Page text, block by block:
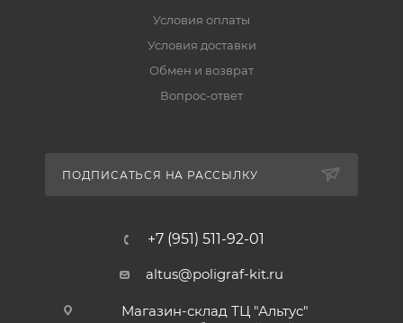
Условия оплаты
Условия доставки
Обмен и возврат
Вопрос-ответ
ПОДПИСАТЬСЯ НА РАССЫЛКУ
+7 (951) 511-92-01
altus@poligraf-kit.ru
Магазин-склад ТЦ "Альтус"